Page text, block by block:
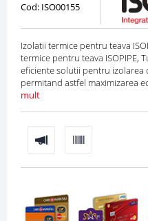
Cod: ISO00155
Izolatii termice pentru teava
termice pentru teava ISOPIPE,
eficiente solutii pentru izolarea
permitand astfel maximizarea
mult